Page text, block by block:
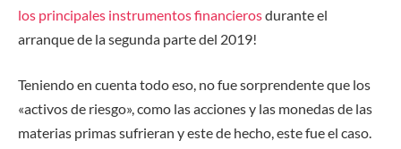
los principales instrumentos financierosdurante el
arranque de la segunda parte del 2019!
Teniendo en cuenta todo eso, no fue sorprendente que los
«activos de riesgo», como las acciones y las monedas de las
materias primas sufrieran y este de hecho, este fue el caso.